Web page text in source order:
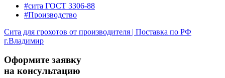
#сита ГОСТ 3306-88
#Производство
Сита для грохотов от производителя | Поставка по РФ
г.Владимир
Оформите заявку
на консультацию